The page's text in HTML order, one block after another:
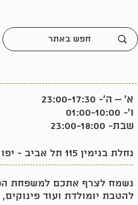
א' – ה'- 23:00-17:30
ו'- 01:00-10:00
שבת- 23:00-18:00
נחלת בנימין 115 תל אביב - יפו
נשמח לצרף אתכם למשפחת
להטבת יומולדת ועוד